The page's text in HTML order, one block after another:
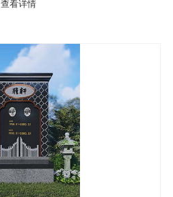
查看详情